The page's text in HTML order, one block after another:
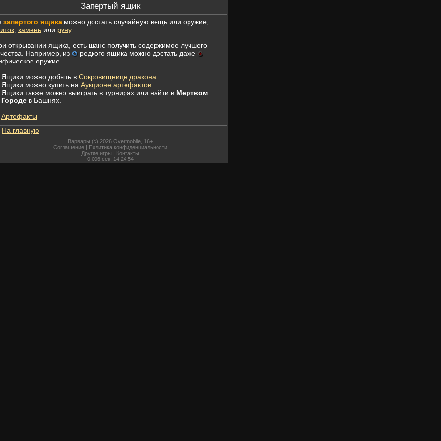
Запертый ящик
запертого ящика можно достать случайную вещь или оружие,
камень или руну.
открывании ящика, есть шанс получить содержимое лучшего
Например, из
редкого ящика можно достать даже
оружие.
Ящики можно добыть в Сокровищнице дракона
Ящики можно купить на Аукционе артефактов
Ящики также можно выиграть в турнирах или найти в Мертвом
Городе в Башнях.
Артефакты
На главную
Варвары (c) 2026 Overmobile, 16+
Соглашение | Политика конфиденциальности
Другие игры | Контакты
0.006сек, 14:24:54